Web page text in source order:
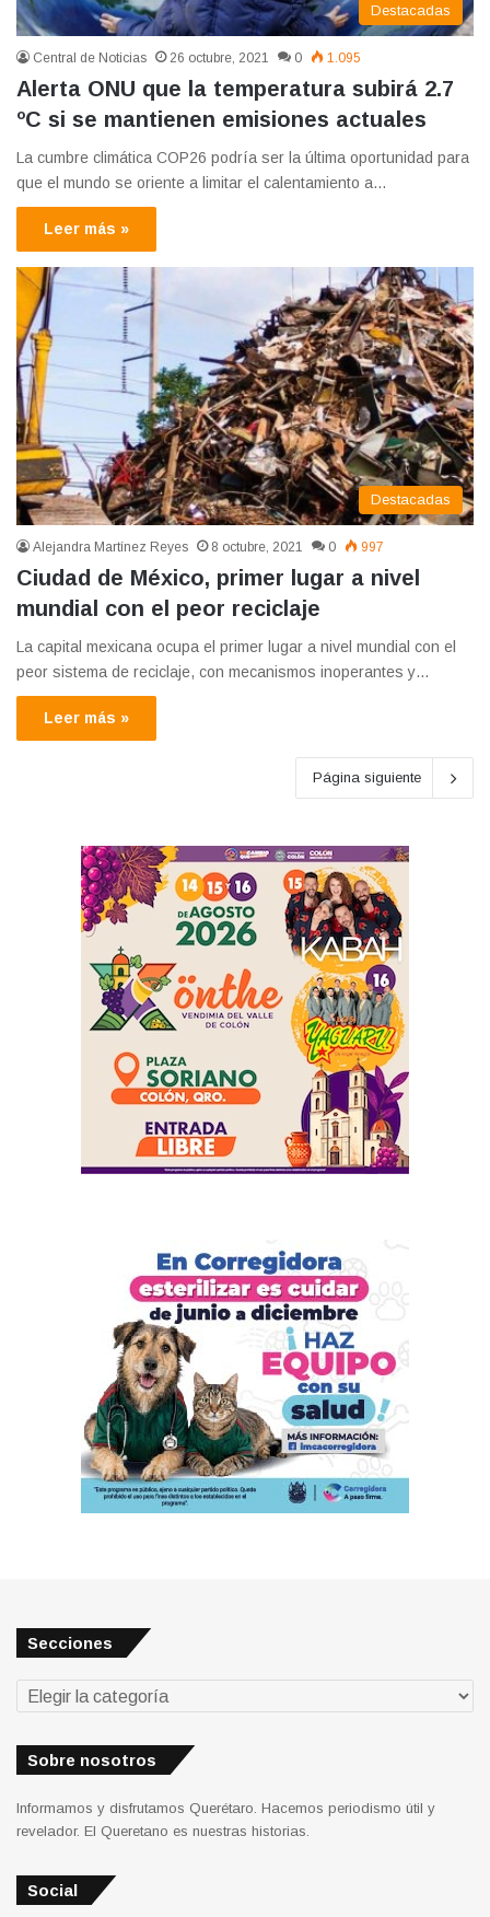
Destacadas
Central de Noticias 26 octubre, 2021 0 1.095
Alerta ONU que la temperatura subirá 2.7
ºC si se mantienen emisiones actuales
La cumbre climática COP26 podría ser la última oportunidad para
que el mundo se oriente a limitar el calentamiento a…
Leer más »
Destacadas
Alejandra Martínez Reyes 8 octubre, 2021 0 997
Ciudad de México, primer lugar a nivel
mundial con el peor reciclaje
La capital mexicana ocupa el primer lugar a nivel mundial con el
peor sistema de reciclaje, con mecanismos inoperantes y…
Leer más »
Página siguiente
Secciones
Secciones
Sobre nosotros
Informamos y disfrutamos Querétaro. Hacemos periodismo útil y
revelador. El Queretano es nuestras historias.
Social